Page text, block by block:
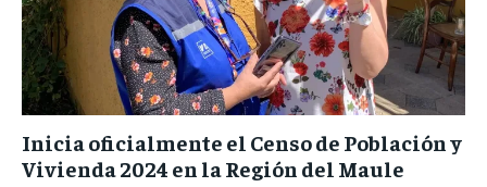
Inicia oficialmente el Censo de Población y
Vivienda 2024 en la Región del Maule